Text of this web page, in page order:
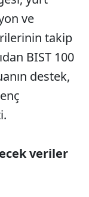
ve
takip
BIST 100
destek,
veriler